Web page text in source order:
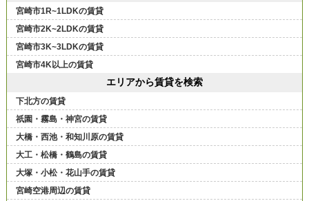
宮崎市1R~1LDKの賃貸
宮崎市2K~2LDKの賃貸
宮崎市3K~3LDKの賃貸
宮崎市4K以上の賃貸
エリアから賃貸を検索
下北方の賃貸
祇園・霧島・神宮の賃貸
大橋・西池・和知川原の賃貸
大工・松橋・鶴島の賃貸
大塚・小松・花山手の賃貸
宮崎空港周辺の賃貸